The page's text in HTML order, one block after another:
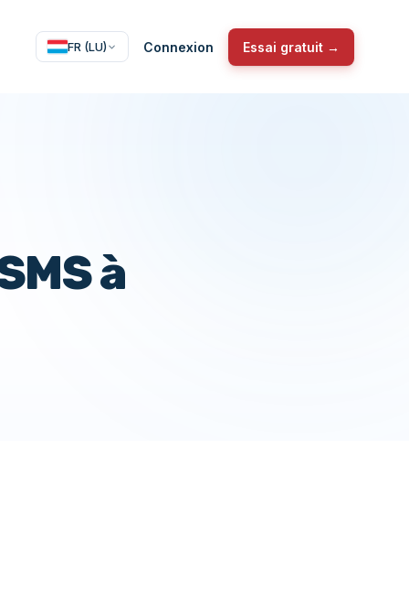
FR (LU) Connexion Essai gratuit →
à